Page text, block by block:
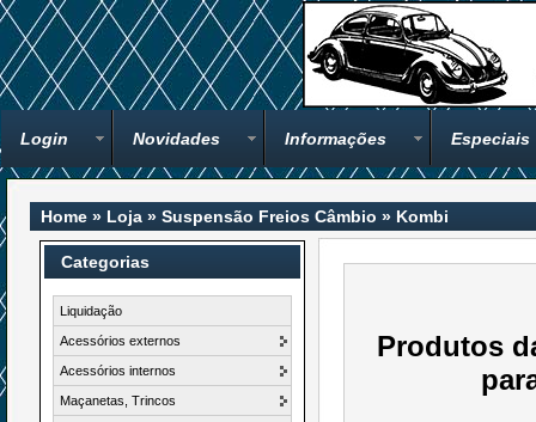
Login Novidades Informações Especiais
Home » Loja » Suspensão Freios Câmbio » Kombi
Categorias
Liquidação
Acessórios externos
Acessórios internos
Maçanetas, Trincos
Produtos